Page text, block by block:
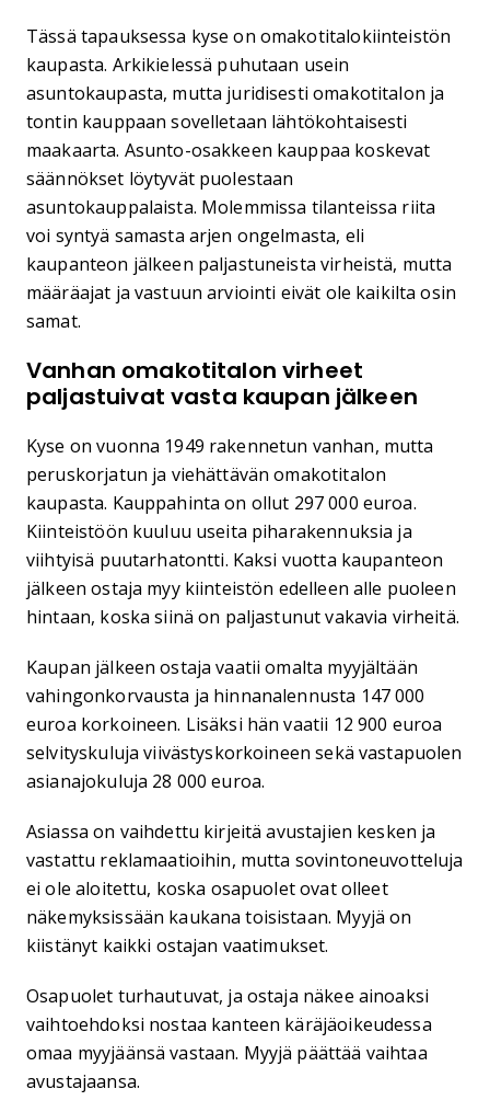
Tässä tapauksessa kyse on omakotitalokiinteistön
kaupasta. Arkikielessä puhutaan usein
asuntokaupasta, mutta juridisesti omakotitalon ja
tontin kauppaan sovelletaan lähtökohtaisesti
maakaarta. Asunto-osakkeen kauppaa koskevat
säännökset löytyvät puolestaan
asuntokauppalaista. Molemmissa tilanteissa riita
voi syntyä samasta arjen ongelmasta, eli
kaupanteon jälkeen paljastuneista virheistä, mutta
määräajat ja vastuun arviointi eivät ole kaikilta osin
samat.
Vanhan omakotitalon virheet
paljastuivat vasta kaupan jälkeen
Kyse on vuonna 1949 rakennetun vanhan, mutta
peruskorjatun ja viehättävän omakotitalon
kaupasta. Kauppahinta on ollut 297 000 euroa.
Kiinteistöön kuuluu useita piharakennuksia ja
viihtyisä puutarhatontti. Kaksi vuotta kaupanteon
jälkeen ostaja myy kiinteistön edelleen alle puoleen
hintaan, koska siinä on paljastunut vakavia virheitä.
Kaupan jälkeen ostaja vaatii omalta myyjältään
vahingonkorvausta ja hinnanalennusta 147 000
euroa korkoineen. Lisäksi hän vaatii 12 900 euroa
selvityskuluja viivästyskorkoineen sekä vastapuolen
asianajokuluja 28 000 euroa.
Asiassa on vaihdettu kirjeitä avustajien kesken ja
vastattu reklamaatioihin, mutta sovintoneuvotteluja
ei ole aloitettu, koska osapuolet ovat olleet
näkemyksissään kaukana toisistaan. Myyjä on
kiistänyt kaikki ostajan vaatimukset.
Osapuolet turhautuvat, ja ostaja näkee ainoaksi
vaihtoehdoksi nostaa kanteen käräjäoikeudessa
omaa myyjäänsä vastaan. Myyjä päättää vaihtaa
avustajaansa.